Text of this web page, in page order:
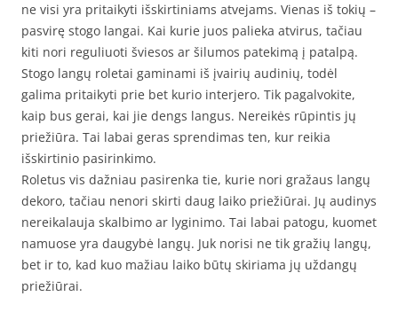
ne visi yra pritaikyti išskirtiniams atvejams. Vienas iš tokių –
pasvirę stogo langai. Kai kurie juos palieka atvirus, tačiau
kiti nori reguliuoti šviesos ar šilumos patekimą į patalpą.
Stogo langų roletai gaminami iš įvairių audinių, todėl
galima pritaikyti prie bet kurio interjero. Tik pagalvokite,
kaip bus gerai, kai jie dengs langus. Nereikės rūpintis jų
priežiūra. Tai labai geras sprendimas ten, kur reikia
išskirtinio pasirinkimo.
Roletus vis dažniau pasirenka tie, kurie nori gražaus langų
dekoro, tačiau nenori skirti daug laiko priežiūrai. Jų audinys
nereikalauja skalbimo ar lyginimo. Tai labai patogu, kuomet
namuose yra daugybė langų. Juk norisi ne tik gražių langų,
bet ir to, kad kuo mažiau laiko būtų skiriama jų uždangų
priežiūrai.